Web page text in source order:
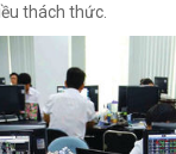
thách thức.